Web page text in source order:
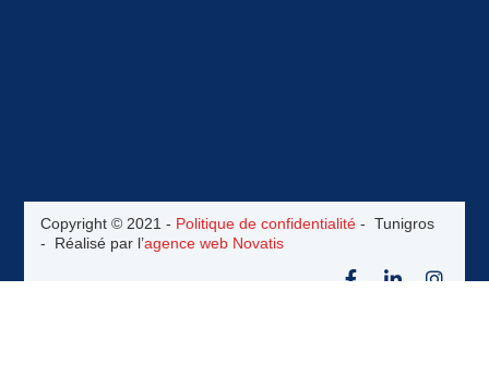
Copyright © 2021 - Politique de confidentialité- Tunigros
- Réalisé par l’agence web Novatis